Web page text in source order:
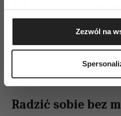
Gromadzić dane
geograficznej z
Identyfikować Twoje
(fingerprinting, czyli
sekcji szczegółów. W
Zezwól na
z wami tym, czego
wypraktykowałam i co się
możecie powiedzieć coś o
ważne, czego oczekujecie,
zmienić?”.
Radzić sobie bez